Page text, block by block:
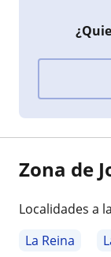
Zona de
Localidades a
La Reina